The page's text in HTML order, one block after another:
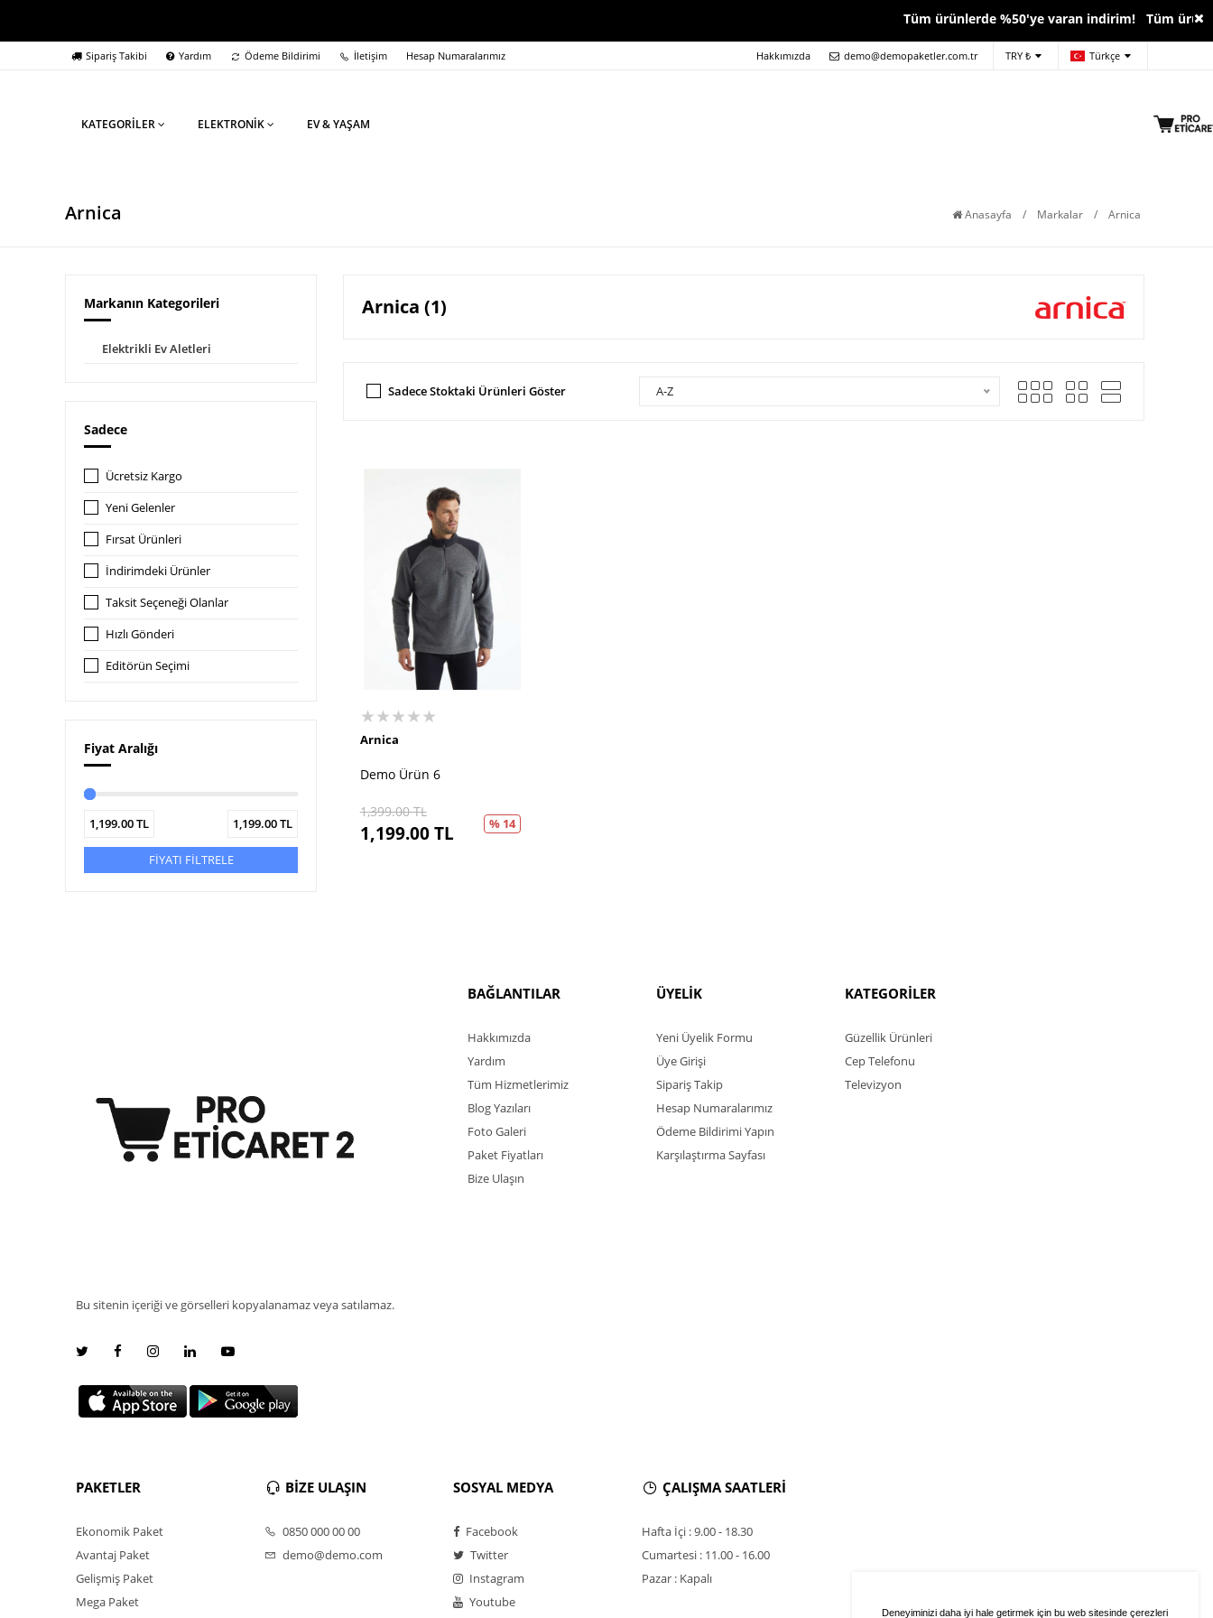
Deneyiminizi daha iyi hale getirmek için bu web sitesinde çerezleri
Tüm ürünlerde %50'ye varan indirim! Tüm
Sipariş Takibi Yardım Ödeme Bildirimi İletişim Hesap Numaralarımız Hakkımızda demo@demopaketler.com.tr TRY ₺ Türkçe
KATEGORİLER ELEKTRONİK EV & YAŞAM
Arnica Anasayfa / Markalar / Arnica
Markanın Kategorileri
Elektrikli Ev Aletleri
Sadece
Ücretsiz Kargo
Yeni Gelenler
Fırsat Ürünleri
İndirimdeki Ürünler
Taksit Seçeneği Olanlar
Hızlı Gönderi
Editörün Seçimi
Fiyat Aralığı
1,199.00TL 1,199.00TL
FİYATI FİLTRELE
Arnica (1)
Sadece Stoktaki Ürünleri Göster A-Z
★★★★★
Arnica
Demo Ürün 6
1,399.00TL
1,199.00TL % 14
Bu sitenin içeriği ve görselleri kopyalanamaz veya satılamaz.
BAĞLANTILAR
Hakkımızda
Yardım
Tüm Hizmetlerimiz
Blog Yazıları
Foto Galeri
Paket Fiyatları
Bize Ulaşın
ÜYELİK
Yeni Üyelik Formu
Üye Girişi
Sipariş Takip
Hesap Numaralarımız
Ödeme Bildirimi Yapın
Karşılaştırma Sayfası
KATEGORİLER
Güzellik Ürünleri
Cep Telefonu
Televizyon
PAKETLER
Ekonomik Paket
Avantaj Paket
Gelişmiş Paket
Mega Paket
BİZE ULAŞIN
0850 000 00 00
demo@demo.com
SOSYAL MEDYA
Facebook
Twitter
Instagram
Youtube
ÇALIŞMA SAATLERİ
Hafta İçi : 9.00 - 18.30
Cumartesi : 11.00 - 16.00
Pazar : Kapalı